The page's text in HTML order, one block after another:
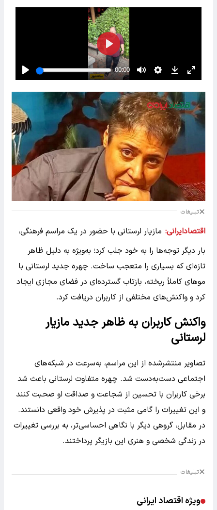
تبلیغات
اقتصادایرانی: مازیار لرستانی با حضور در یک مراسم فرهنگی،
بار دیگر توجه‌ها را به خود جلب کرد؛ به‌ویژه به دلیل ظاهر
تازه‌ای که بسیاری را متعجب ساخت. چهره جدید لرستانی با
موهای کاملاً ریخته، بازتاب گسترده‌ای در فضای مجازی ایجاد
کرد و واکنش‌های مختلفی از کاربران دریافت کرد.
واکنش کاربران به ظاهر جدید مازیار
لرستانی
تصاویر منتشرشده از این مراسم، به‌سرعت در شبکه‌های
اجتماعی دست‌به‌دست شد. چهره متفاوت لرستانی باعث شد
برخی کاربران با تحسین از شجاعت و صداقت او صحبت کنند
و این تغییرات را گامی مثبت در پذیرش خود واقعی دانستند.
در مقابل، گروهی دیگر با نگاهی احساسی‌تر، به بررسی تغییرات
در زندگی شخصی و هنری این بازیگر پرداختند.
تبلیغات
ویژه اقتصاد ایرانی